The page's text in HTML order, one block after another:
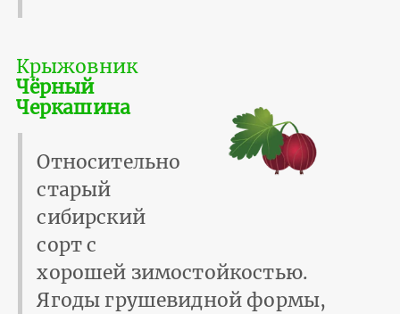
Крыжовник
Чёрный
Черкашина
Относительно
старый
сибирский
сорт с
хорошей зимостойкостью.
Ягоды грушевидной формы,